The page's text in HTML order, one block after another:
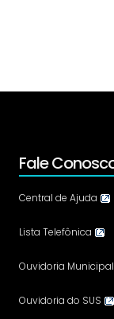
Fale
Central de Ajuda
Lista Telefônica
Ouvidoria Municipal
Ouvidoria do SUS